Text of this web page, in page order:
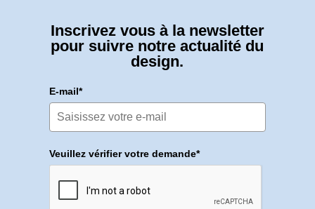
Inscrivez vous à la newsletter
pour suivre notre actualité du
design.
E-mail*
Veuillez vérifier votre demande*